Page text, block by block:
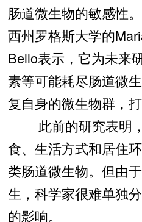
肠道微生物的敏感性
西州罗格斯大学的
Bello表示，它为未来
素等可能耗尽肠道微
复自身的微生物群，打
此前的研究表明，
食、生活方式和居住
类肠道微生物。但由
生，科学家很难单独
的影响。